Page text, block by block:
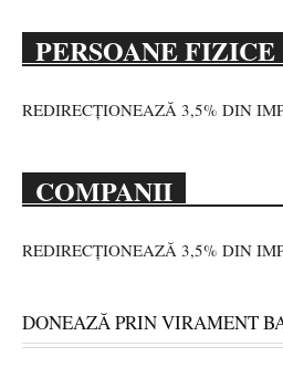
PERSOANE FIZICE
REDIRECȚIONEAZĂ 3,5% DIN
COMPANII
REDIRECȚIONEAZĂ 3,5% DIN
DONEAZĂ PRIN VIRAMENT